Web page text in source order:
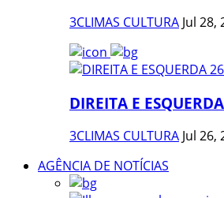
3CLIMAS CULTURA Jul 28,
DIREITA E
3CLIMAS CULTURA Jul 26,
AGÊNCIA DE NOTÍCIAS